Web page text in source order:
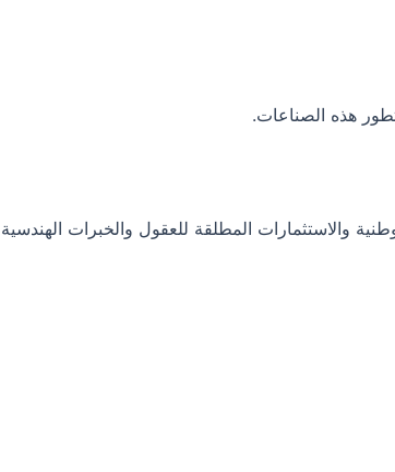
هذه الصناعات.
والاستثمارات المطلقة للعقول والخبرات الهندسية